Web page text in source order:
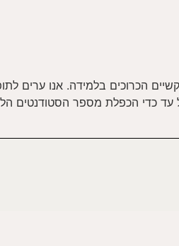
הכרוכים בלמידה. אנו ערים
כדי הכפלת מספר הסטודנטים